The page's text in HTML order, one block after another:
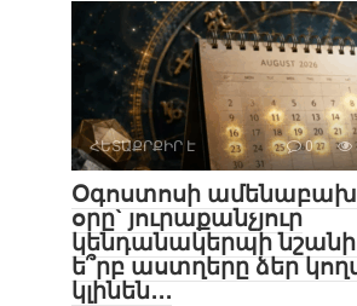
ՀԵՏԱՔՐՔԻՐ Է 0
Օգոստոսի
օրը` յուրաքանչյուր
կենդանակերպի
ե՞րբ աստղերը ձեր
կլինեն․․․